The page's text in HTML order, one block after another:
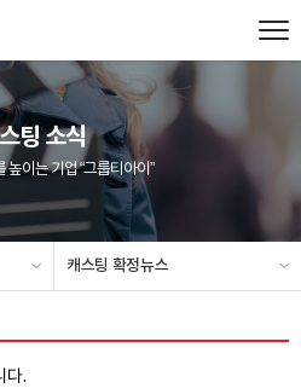
팅 소식
높이는 기업 “그룹티아이”
캐스팅 확정뉴스
다.